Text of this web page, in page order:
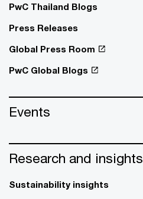
PwC Thailand Blogs
Press Releases
Global Press Room
PwC Global Blogs
Events
Research and insights
Sustainability insights